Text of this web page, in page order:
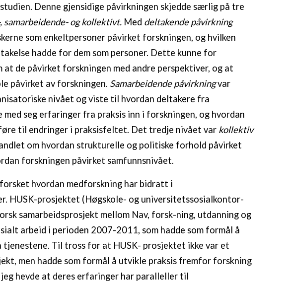
Denne gjensidige påvirkningen skjedde særlig på tre
samarbeidende- og kollektivt. Med deltakende påvirkning
som enkeltpersoner påvirket forskningen, og hvilken
hadde for dem som personer. Dette kunne for
at de påvirket forskningen med andre perspektiver, og at
påvirket av forskningen. Samarbeidende påvirkningvar
nivået og viste til hvordan deltakere fra
seg erfaringer fra praksis inn i forskningen, og hvordan
til endringer i praksisfeltet. Det tredje nivået var kollektiv
om hvordan strukturelle og politiske forhold påvirket
forskningen påvirket samfunnsnivået.
hvordan medforskning har bidratt i
HUSK-prosjektet (Høgskole- og universitetssosialkontor-
samarbeidsprosjekt mellom Nav, forsk-ning, utdanning og
arbeid i perioden 2007-2011, som hadde som formål å
tjenestene. Til tross for at HUSK- prosjektet ikke var et
men hadde som formål å utvikle praksis fremfor forskning
hevde at deres erfaringer har paralleller til